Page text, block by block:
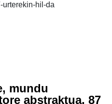
mundu
abstraktua, 87